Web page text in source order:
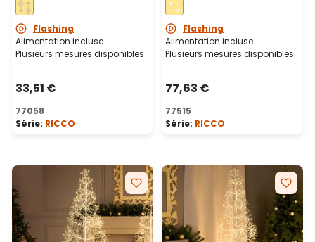
microled blanc chaud,
intérieur
Flashing
Alimentation incluse
Plusieurs mesures disponibles
33,51 €
77058
Série: RICCO
912 microled blanc
chaud et blanc froid,
intérieur
Flashing
Alimentation incluse
Plusieurs mesures disponibles
77,63 €
77515
Série: RICCO